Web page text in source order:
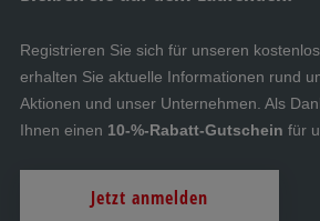
Registrieren Sie sich für unseren
erhalten Sie aktuelle Informationen rund
Aktionen und unser Unternehmen. Als
Ihnen einen 10-%-Rabatt-Gutschein für
Jetzt anmelden